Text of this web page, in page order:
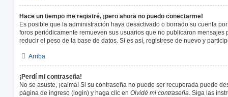
Hace un tiempo me registré, ¡pero ahora no puedo conectarme!
Es posible que la administración haya desactivado o borrado su cuenta
foros periódicamente remueven sus usuarios que no publicaron mensajes
reducir el peso de la base de datos. Si es así, registrese de nuevo y
Arriba
¡Perdí mi contraseña!
No se asuste, ¡calma! Si su contraseña no puede ser recuperada puede
página de ingreso (login) y haga clic en Olvidé mi contraseña. Siga las